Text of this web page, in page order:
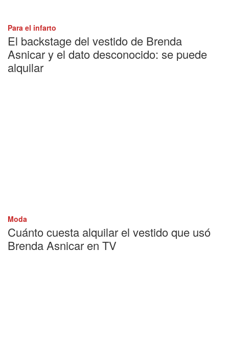
Para el infarto
El backstage del vestido de Brenda
Asnicar y el dato desconocido: se puede
alquilar
Moda
Cuánto cuesta alquilar el vestido que usó
Brenda Asnicar en TV